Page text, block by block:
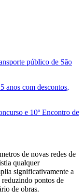
público de São
anos com descontos,
e 10º Encontro de
de novas redes de
qualquer
significativamente a
reduzindo pontos de
de obras.